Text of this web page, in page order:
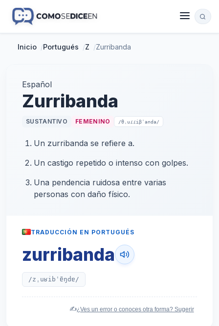
Inicio /Portugués /Z /Zurribanda
Español
Zurribanda
SUSTANTIVO FEMENINO /θˌuɾɾiβˈanda/
Un zurribanda se refiere a.
Un castigo repetido o intenso con golpes.
Una pendencia ruidosa entre varias
personas con daño físico.
TRADUCCIÓN EN PORTUGUÉS
zurribanda
/zˌuʁibˈɐ̃ŋdɐ/
✍️¿Ves un error o conoces otra forma? Sugerir